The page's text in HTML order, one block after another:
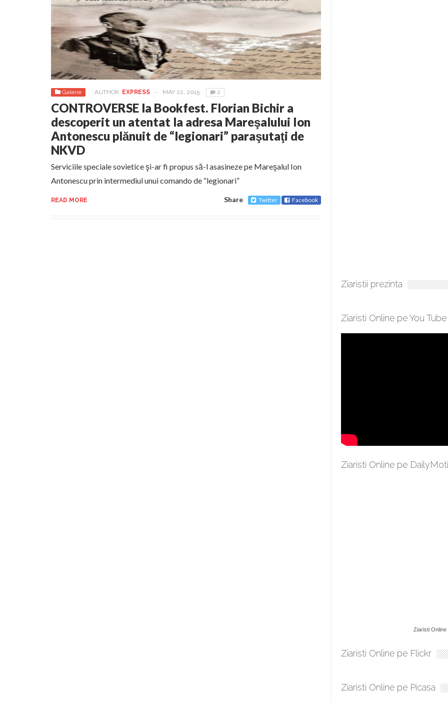
Galerie AUTHOR: EXPRESS - MAY 22, 2015 2
CONTROVERSE la Bookfest. Florian Bichir a
descoperit un atentat la adresa Mareşalului Ion
Antonescu plănuit de “legionari” paraşutaţi de
NKVD
Serviciile speciale sovietice şi-ar fi propus să-l asasineze pe Mareşalul Ion
Antonescu prin intermediul unui comando de “legionari”
READ MORE Share Twitter Facebook
Ziaristii prezinta
Ziaristi Online pe You Tube
Ziaristi Online pe
Ziaristi Online
Ziaristi Online pe Flickr
Ziaristi Online pe Picasa